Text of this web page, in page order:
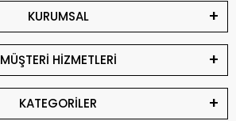
KURUMSAL
MÜŞTERİ HİZMETLERİ
KATEGORİLER